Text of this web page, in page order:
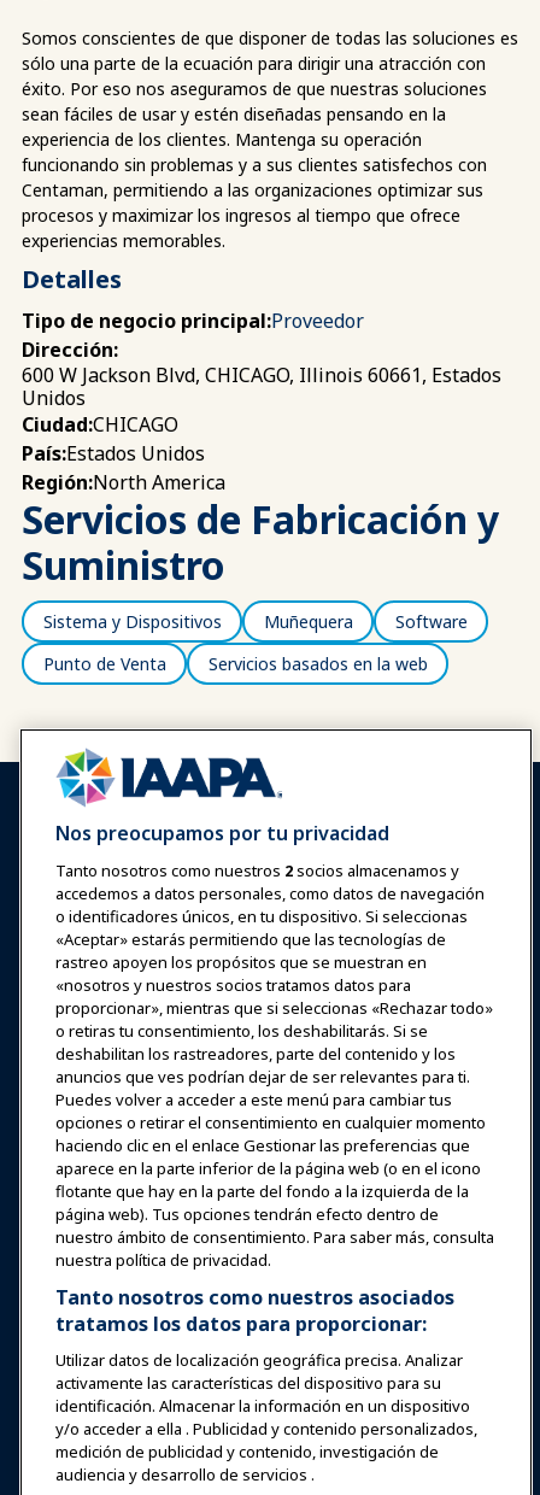
Somos conscientes de que disponer de todas las soluciones es
sólo una parte de la ecuación para dirigir una atracción con
éxito. Por eso nos aseguramos de que nuestras soluciones
sean fáciles de usar y estén diseñadas pensando en la
experiencia de los clientes. Mantenga su operación
funcionando sin problemas y a sus clientes satisfechos con
Centaman, permitiendo a las organizaciones optimizar sus
procesos y maximizar los ingresos al tiempo que ofrece
experiencias memorables.
Detalles
Tipo de negocio principal:Proveedor
Dirección:
600 W Jackson Blvd, CHICAGO, Illinois 60661, Estados
Unidos
Ciudad:CHICAGO
País:Estados Unidos
Región:North America
Servicios de Fabricación y
Suministro
Sistema y Dispositivos Muñequera
Software
Punto de Venta
Servicios basados en la web
Iniciar sesión Únete ahora
Premios Carreras
Contacto
Expos y Eventos
Noticias y Funworld
Educación
Seguridad y protección
Defensa
Investigación y Reportes
Acerca de IAAPA
Socios
Nos preocupamos por tu privacidad
Tanto nosotros como nuestros 2socios almacenamos y
accedemos a datos personales, como datos de navegación
o identificadores únicos, en tu dispositivo. Si seleccionas
«Aceptar» estarás permitiendo que las tecnologías de
rastreo apoyen los propósitos que se muestran en
«nosotros y nuestros socios tratamos datos para
proporcionar», mientras que si seleccionas «Rechazar todo»
o retiras tu consentimiento, los deshabilitarás. Si se
deshabilitan los rastreadores, parte del contenido y los
anuncios que ves podrían dejar de ser relevantes para ti.
Puedes volver a acceder a este menú para cambiar tus
opciones o retirar el consentimiento en cualquier momento
haciendo clic en el enlace Gestionar las preferencias que
aparece en la parte inferior de la página web (o en el icono
flotante que hay en la parte del fondo a la izquierda de la
página web). Tus opciones tendrán efecto dentro de
nuestro ámbito de consentimiento. Para saber más, consulta
nuestra política de privacidad.
Tanto nosotros como nuestros asociados
tratamos los datos para proporcionar:
Utilizar datos de localización geográfica precisa. Analizar
activamente las características del dispositivo para su
identificación. Almacenar la información en un dispositivo
y/o acceder a ella . Publicidad y contenido personalizados,
medición de publicidad y contenido, investigación de
audiencia y desarrollo de servicios .